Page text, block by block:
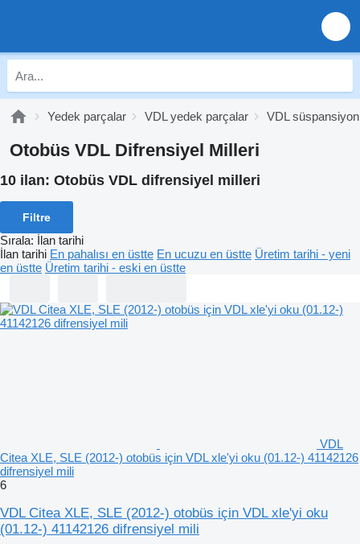
Yedek parçalar VDL yedek parçalar VDL süspansiyon
Otobüs VDL Difrensiyel Milleri
10 ilan: Otobüs VDL difrensiyel milleri
Filtre
Sırala: İlan tarihi
İlan tarihi En pahalısı en üstte En ucuzu en üstte Üretim tarihi - yeni
en üstte Üretim tarihi - eski en üstte
VDL
Citea XLE, SLE (2012-) otobüs için VDL xle'yi oku (01.12-) 41142126
difrensiyel mili
6
VDL Citea XLE, SLE (2012-) otobüs için VDL xle'yi oku
(01.12-) 41142126 difrensiyel mili